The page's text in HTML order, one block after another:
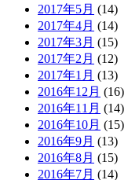
2017年5月 (14)
2017年4月 (14)
2017年3月 (15)
2017年2月 (12)
2017年1月 (13)
2016年12月 (16)
2016年11月 (14)
2016年10月 (15)
2016年9月 (13)
2016年8月 (15)
2016年7月 (14)